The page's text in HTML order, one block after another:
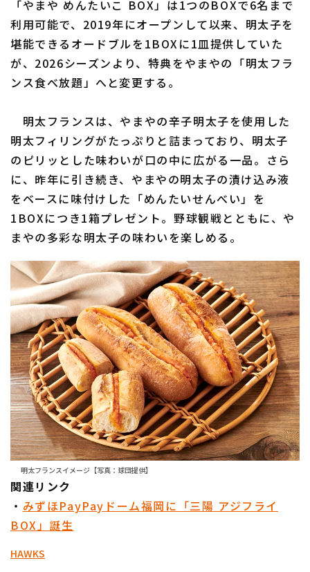
「やまや めんたいこ BOX」は1つのBOXで6名まで
利用可能で、2019年にオープンして以来、明太子を
堪能できるオードブルを1BOXに1皿提供していた
が、2026シーズンより、特典をやまやの「明太フラ
ンス食べ放題」へと変更する。
明太フランスは、やまやの辛子明太子を使用した
明太フィリングがたっぷりと詰まっており、明太子
のピリッとした味わいが口の中に広がる一品。さら
に、昨年に引き続き、やまやの明太子の漬け込み液
をベースに味付けした「めんたいせんべい」を
1BOXにつき1箱プレゼント。野球観戦とともに、や
まやの多彩な明太子の味わいを楽しめる。
明太フランスイメージ【写真：球団提供】
関連リンク
・ みずほPayPayドーム福岡に「三陽 アジフライ
BOX」誕生
HAWKS